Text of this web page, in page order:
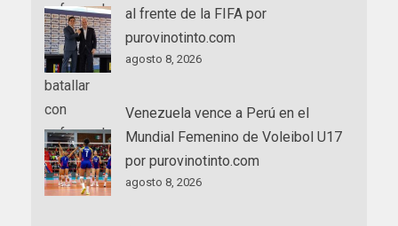
al frente de la FIFA por
purovinotinto.com
agosto 8, 2026
Venezuela vence a Perú en el
Mundial Femenino de Voleibol U17
por purovinotinto.com
agosto 8, 2026